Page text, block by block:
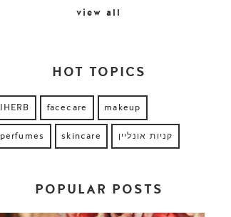
view all
HOT TOPICS
IHERB facecare makeup
perfumes skincare קניות אונליין
POPULAR POSTS